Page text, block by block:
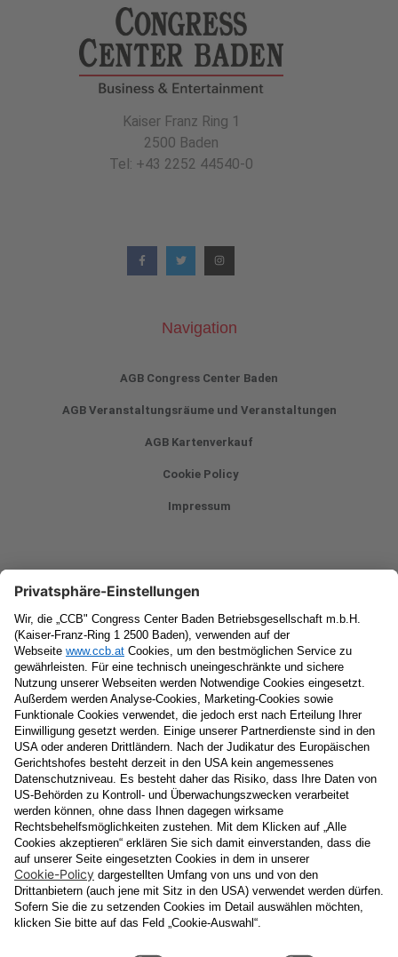
Kaiser Franz Ring 1
2500 Baden
Tel: +43 2252 44540-0
Navigation
AGB Congress Center Baden
AGB Veranstaltungsräume und Veranstaltungen
AGB Kartenverkauf
Cookie Policy
Impressum
Newsletter
Vorname
Nachname
E-Mail
Datenschutzerklärung
Ja , ich erlaube, dass meine personenbezogenen Daten, nämlich
Name undE-Mail-Adressefür personalisierte Zusendungen per E-
Mail, die Informationen über Events und das
Veranstaltungsprogramm vom Congress Center Baden
enthalten, von der "CCB" Congress Center Baden
Betriebsgesellschaft m.b.H. verarbeitet werden.
Die Verarbeitung meiner Daten erfolgt entsprechend der
Datenschutzerklärung der Casinos Austria Aktiengesellschaft und